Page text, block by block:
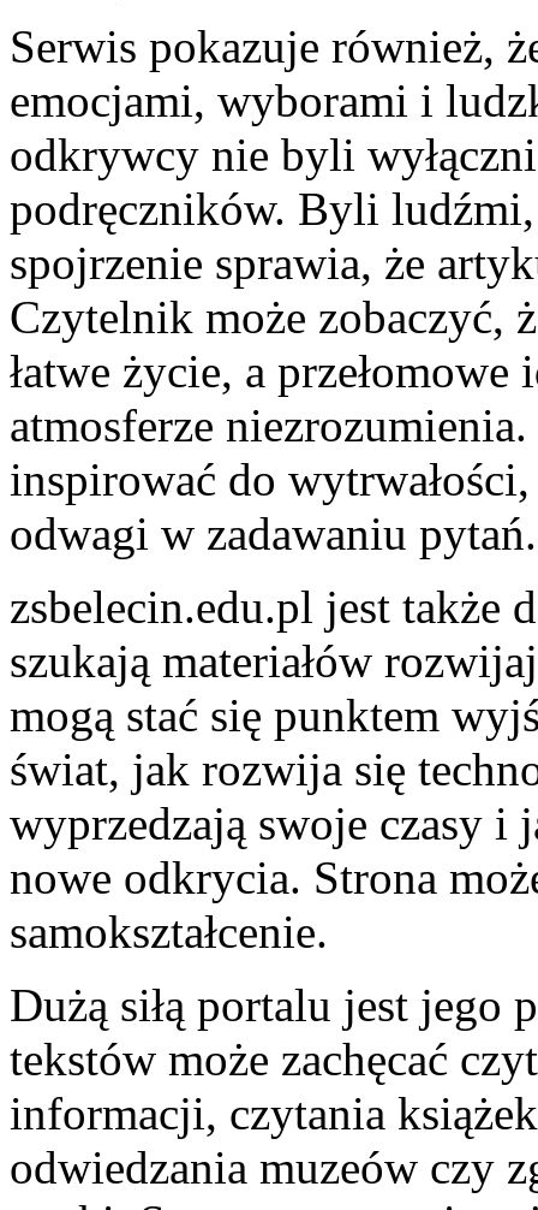
Serwis pokazuje również,
emocjami, wyborami i
odkrywcy nie byli
podręczników. Byli
spojrzenie sprawia, że
Czytelnik może zobaczyć,
łatwe życie, a przełomowe
atmosferze
inspirować do
odwagi w zadawaniu pytań.
zsbelecin.edu.pl jest także
szukają materiałów
mogą stać się punktem
świat, jak rozwija się
wyprzedzają swoje czasy i
nowe odkrycia. Strona
samokształcenie.
Dużą siłą portalu jest jego
tekstów może zachęcać
informacji, czytania
odwiedzania muzeów czy